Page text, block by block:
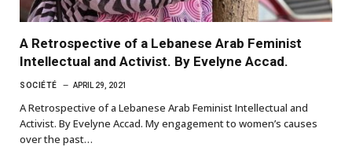
A Retrospective of a Lebanese Arab Feminist
Intellectual and Activist. By Evelyne Accad.
SOCIÉTÉ APRIL 29, 2021
A Retrospective of a Lebanese Arab Feminist Intellectual and
Activist. By Evelyne Accad. My engagement to women’s causes
over the past…